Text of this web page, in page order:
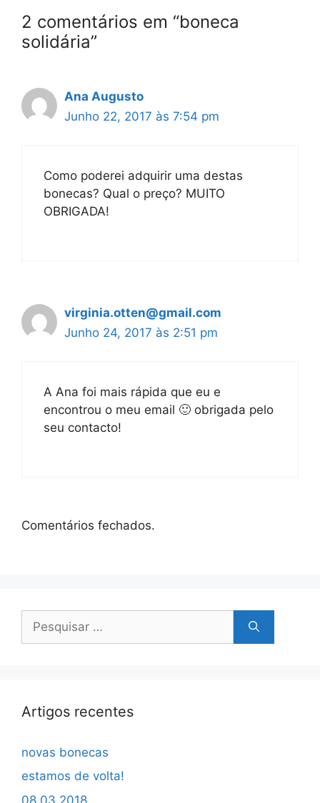
2 comentários em “boneca
solidária”
Ana Augusto
Junho 22, 2017 às 7:54 pm
Como poderei adquirir uma destas
bonecas? Qual o preço? MUITO
OBRIGADA!
virginia.otten@gmail.com
Junho 24, 2017 às 2:51 pm
A Ana foi mais rápida que eu e
encontrou o meu email 🙂 obrigada pelo
seu contacto!
Comentários fechados.
por:
Artigos recentes
novas bonecas
estamos de volta!
08.03.2018